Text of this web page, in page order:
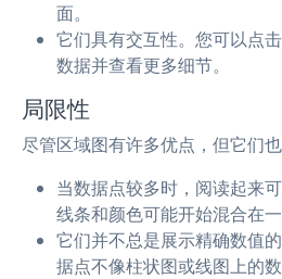
面。
它们具有交互性。您可以点
数据并查看更多细节。
局限性
尽管区域图有许多优点，但它们
当数据点较多时，阅读起来
线条和颜色可能开始混合在一
它们并不总是展示精确数值
据点不像柱状图或线图上的